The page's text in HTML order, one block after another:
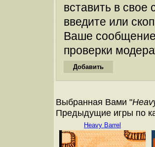
вставить в
введите или
Ваше
проверки
Выбранная Вами "
Предыдущие игры по
Heavy Barrel